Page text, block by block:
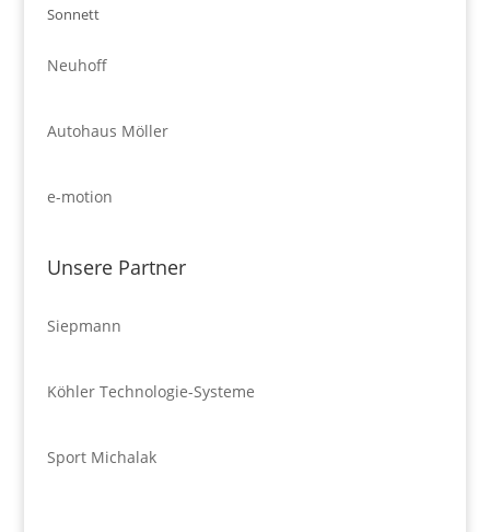
Sonnett
Neuhoff
Autohaus Möller
e-motion
Unsere Partner
Siepmann
Köhler Technologie-Systeme
Sport Michalak